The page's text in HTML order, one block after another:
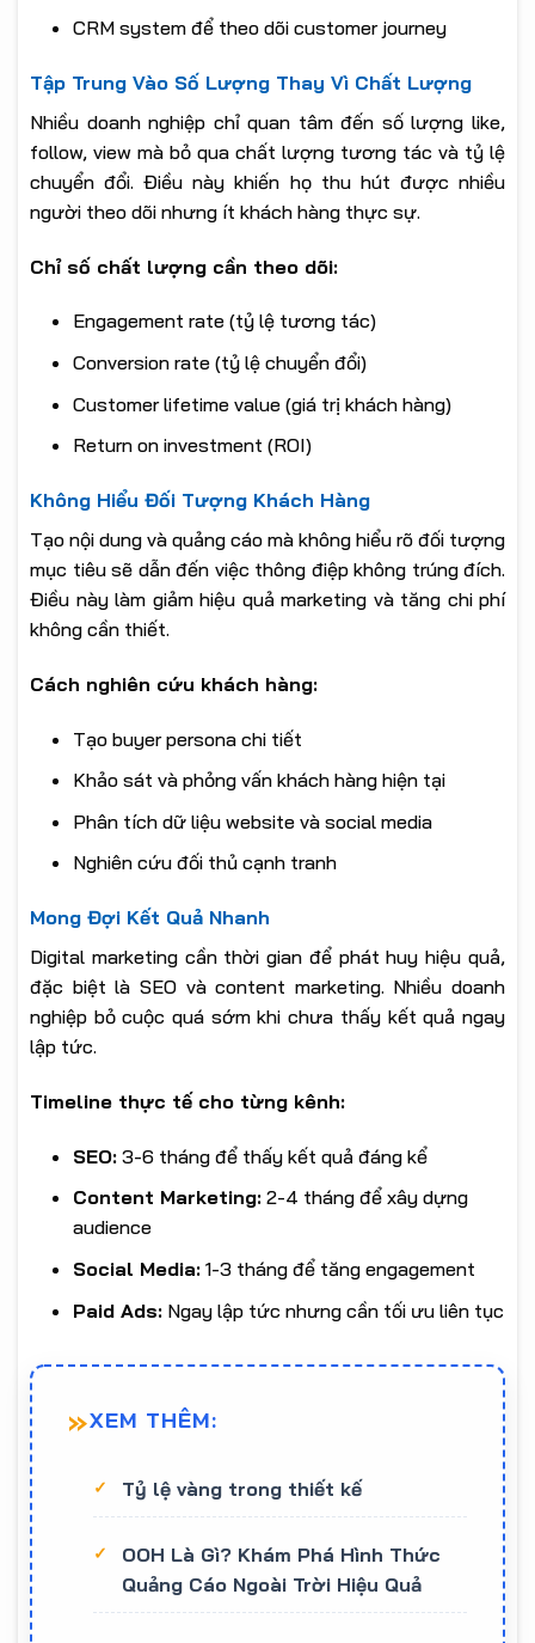
CRM system để theo dõi customer journey
Tập Trung Vào Số Lượng Thay Vì Chất Lượng
Nhiều doanh nghiệp chỉ quan tâm đến số lượng like,
follow, view mà bỏ qua chất lượng tương tác và tỷ lệ
chuyển đổi. Điều này khiến họ thu hút được nhiều
người theo dõi nhưng ít khách hàng thực sự.
Chỉ số chất lượng cần theo dõi:
Engagement rate (tỷ lệ tương tác)
Conversion rate (tỷ lệ chuyển đổi)
Customer lifetime value (giá trị khách hàng)
Return on investment (ROI)
Không Hiểu Đối Tượng Khách Hàng
Tạo nội dung và quảng cáo mà không hiểu rõ đối tượng
mục tiêu sẽ dẫn đến việc thông điệp không trúng đích.
Điều này làm giảm hiệu quả marketing và tăng chi phí
không cần thiết.
Cách nghiên cứu khách hàng:
Tạo buyer persona chi tiết
Khảo sát và phỏng vấn khách hàng hiện tại
Phân tích dữ liệu website và social media
Nghiên cứu đối thủ cạnh tranh
Mong Đợi Kết Quả Nhanh
Digital marketing cần thời gian để phát huy hiệu quả,
đặc biệt là SEO và content marketing. Nhiều doanh
nghiệp bỏ cuộc quá sớm khi chưa thấy kết quả ngay
lập tức.
Timeline thực tế cho từng kênh:
SEO:3-6 tháng để thấy kết quả đáng kể
Content Marketing:2-4 tháng để xây dựng
audience
Social Media:1-3 tháng để tăng engagement
Paid Ads:Ngay lập tức nhưng cần tối ưu liên tục
XEM THÊM:
Tỷ lệ vàng trong thiết kế
OOH Là Gì? Khám Phá Hình Thức
Quảng Cáo Ngoài Trời Hiệu Quả